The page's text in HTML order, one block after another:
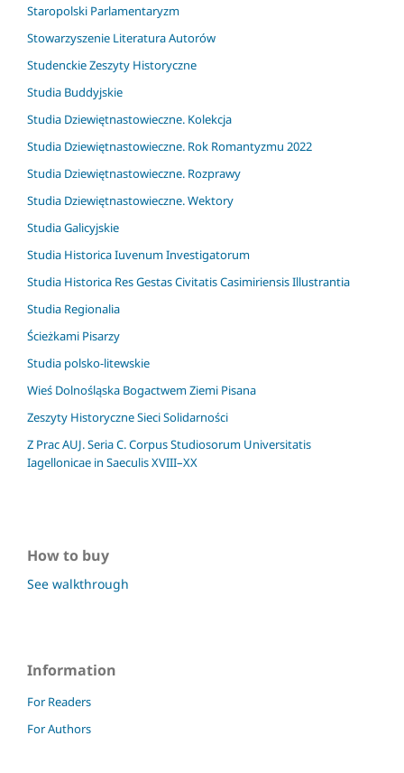
Staropolski Parlamentaryzm
Stowarzyszenie Literatura Autorów
Studenckie Zeszyty Historyczne
Studia Buddyjskie
Studia Dziewiętnastowieczne. Kolekcja
Studia Dziewiętnastowieczne. Rok Romantyzmu 2022
Studia Dziewiętnastowieczne. Rozprawy
Studia Dziewiętnastowieczne. Wektory
Studia Galicyjskie
Studia Historica Iuvenum Investigatorum
Studia Historica Res Gestas Civitatis Casimiriensis Illustrantia
Studia Regionalia
Ścieżkami Pisarzy
Studia polsko-litewskie
Wieś Dolnośląska Bogactwem Ziemi Pisana
Zeszyty Historyczne Sieci Solidarności
Z Prac AUJ. Seria C. Corpus Studiosorum Universitatis
Iagellonicae in Saeculis XVIII–XX
How to buy
See walkthrough
Information
For Readers
For Authors